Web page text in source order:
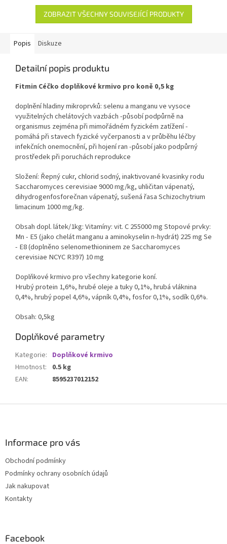
ZOBRAZIT VŠECHNY SOUVISEJÍCÍ PRODUKTY
Popis Diskuze
Detailní popis produktu
Fitmin Céčko doplňkové krmivo pro koně 0,5 kg
doplnění hladiny mikroprvků: selenu a manganu ve vysoce
využitelných chelátových vazbách -působí podpůrně na
organismus zejména při mimořádném fyzickém zatížení -
pomáhá při stavech fyzické vyčerpanosti a v průběhu léčby
infekčních onemocnění, při hojení ran -působí jako podpůrný
prostředek při poruchách reprodukce
Složení: Řepný cukr, chlorid sodný, inaktivované kvasinky rodu
Saccharomyces cerevisiae 9000 mg/kg, uhličitan vápenatý,
dihydrogenfosforečnan vápenatý, sušená řasa Schizochytrium
limacinum 1000 mg/kg.
Obsah dopl. látek/1kg: Vitamíny: vit. C 255000 mg Stopové prvky:
Mn - E5 (jako chelát manganu a aminokyselin n-hydrát) 225 mg Se
- E8 (doplněno selenomethioninem ze Saccharomyces
cerevisiae NCYC R397) 10 mg
Doplňkové krmivo pro všechny kategorie koní.
Hrubý protein 1,6%, hrubé oleje a tuky 0,1%, hrubá vláknina
0,4%, hrubý popel 4,6%, vápník 0,4%, fosfor 0,1%, sodík 0,6%.
Obsah: 0,5kg
Doplňkové parametry
Kategorie: Doplňkové krmivo
Hmotnost:
0.5 kg
EAN: 8595237012152
Informace pro vás
Obchodní podmínky
Podmínky ochrany osobních údajů
Jak nakupovat
Kontakty
Facebook